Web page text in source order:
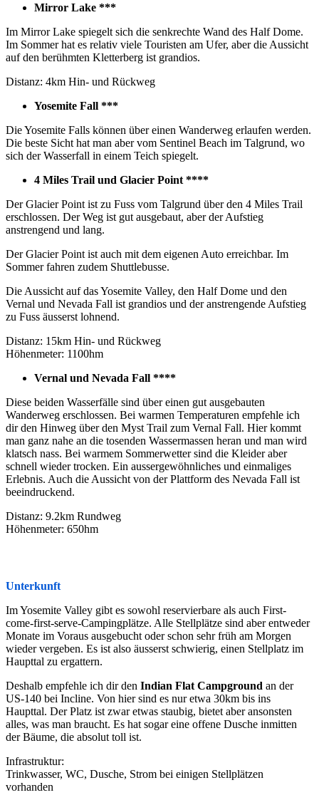
Mirror Lake ***
Im Mirror Lake spiegelt sich die senkrechte Wand des Half Dome.
Im Sommer hat es relativ viele Touristen am Ufer, aber die Aussicht
auf den berühmten Kletterberg ist grandios.
Distanz: 4km Hin- und Rückweg
Yosemite Fall ***
Die Yosemite Falls können über einen Wanderweg erlaufen werden.
Die beste Sicht hat man aber vom Sentinel Beach im Talgrund, wo
sich der Wasserfall in einem Teich spiegelt.
4 Miles Trail und Glacier Point ****
Der Glacier Point ist zu Fuss vom Talgrund über den 4 Miles Trail
erschlossen. Der Weg ist gut ausgebaut, aber der Aufstieg
anstrengend und lang.
Der Glacier Point ist auch mit dem eigenen Auto erreichbar. Im
Sommer fahren zudem Shuttlebusse.
Die Aussicht auf das Yosemite Valley, den Half Dome und den
Vernal und Nevada Fall ist grandios und der anstrengende Aufstieg
zu Fuss äusserst lohnend.
Distanz: 15km Hin- und Rückweg
Höhenmeter: 1100hm
Vernal und Nevada Fall ****
Diese beiden Wasserfälle sind über einen gut ausgebauten
Wanderweg erschlossen. Bei warmen Temperaturen empfehle ich
dir den Hinweg über den Myst Trail zum Vernal Fall. Hier kommt
man ganz nahe an die tosenden Wassermassen heran und man wird
klatsch nass. Bei warmem Sommerwetter sind die Kleider aber
schnell wieder trocken. Ein aussergewöhnliches und einmaliges
Erlebnis. Auch die Aussicht von der Plattform des Nevada Fall ist
beeindruckend.
Distanz: 9.2km Rundweg
Höhenmeter: 650hm
Unterkunft
Im Yosemite Valley gibt es sowohl reservierbare als auch First-
come-first-serve-Campingplätze. Alle Stellplätze sind aber entweder
Monate im Voraus ausgebucht oder schon sehr früh am Morgen
wieder vergeben. Es ist also äusserst schwierig, einen Stellplatz im
Haupttal zu ergattern.
Deshalb empfehle ich dir den Indian Flat Campground an der
US-140 bei Incline. Von hier sind es nur etwa 30km bis ins
Haupttal. Der Platz ist zwar etwas staubig, bietet aber ansonsten
alles, was man braucht. Es hat sogar eine offene Dusche inmitten
der Bäume, die absolut toll ist.
Infrastruktur:
Trinkwasser, WC, Dusche, Strom bei einigen Stellplätzen
vorhanden